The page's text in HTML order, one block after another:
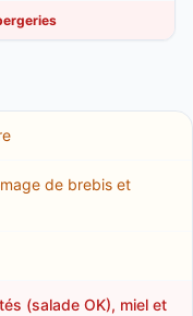
de brebis et
(salade OK), miel et